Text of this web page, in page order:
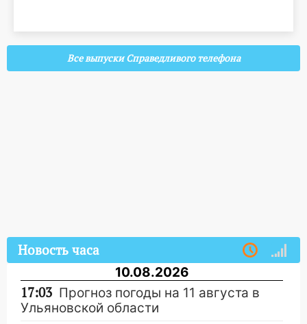
Все выпуски Справедливого телефона
Новость часа
10.08.2026
17:03 Прогноз погоды на 11 августа в
Ульяновской области